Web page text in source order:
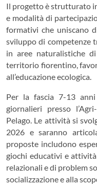
Il progetto è strutturato
e modalità di
formativi che uniscano
sviluppo di competenze
in aree naturalistiche
territorio fiorentino,
all’educazione ecologica.
Per la fascia 7-13
giornalieri presso
Pelago. Le attività si
2026 e saranno
proposte includono
giochi educativi e
relazionali e di problem
socializzazione e alla